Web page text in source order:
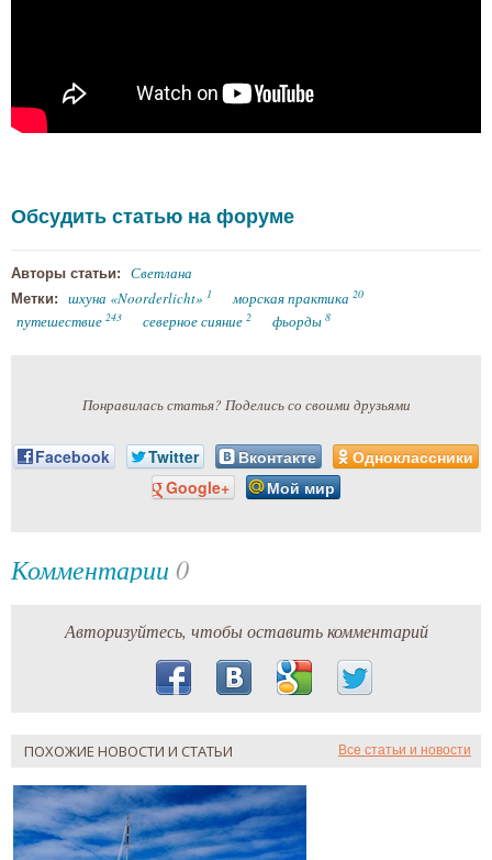
Обсудить статью на форуме
Авторы статьи: Светлана
Метки: шхуна «Noorderlicht» 1 морская практика 20
путешествие 243 северное сияние 2 фьорды 8
Понравилась статья? Поделись со своими друзьями
Facebook Twitter Вконтакте
Одноклассники
Google+
Мой мир
Комментарии 0
Авторизуйтесь, чтобы оставить комментарий
ПОХОЖИЕ НОВОСТИ И СТАТЬИ Все статьи и новости